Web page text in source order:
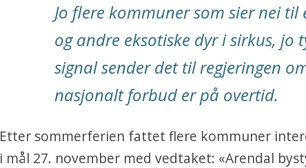
Jo flere kommuner som sier nei til
og andre eksotiske dyr i sirkus, jo
signal sender det til regjeringen
nasjonalt forbud er på overtid.
Etter sommerferien fattet flere kommuner
i mål 27. november med vedtaket: «Arendal